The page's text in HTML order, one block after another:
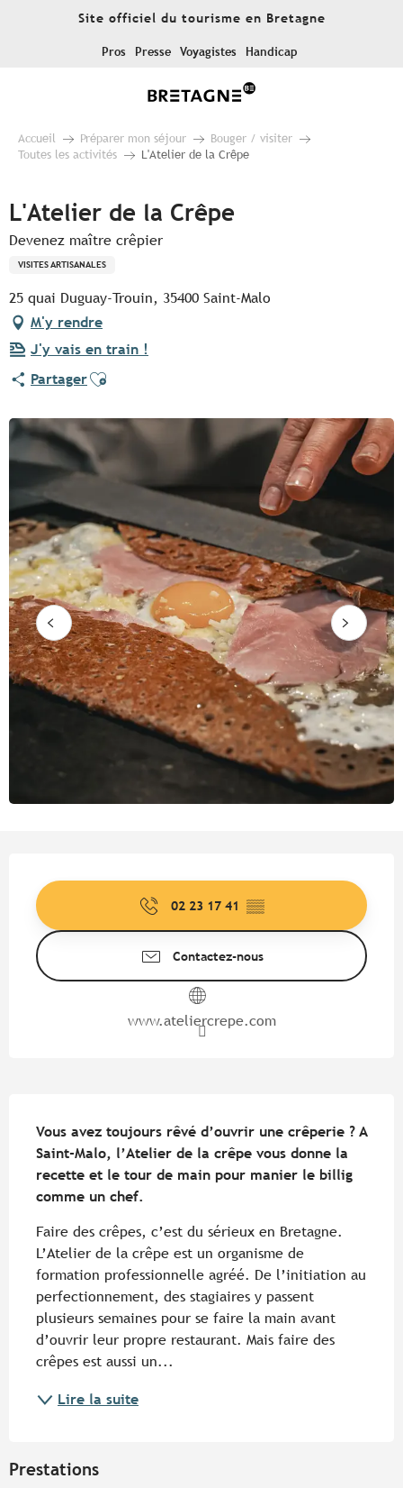
Site officiel du tourisme en Bretagne
Pros Presse Voyagistes Handicap
Accueil Préparer mon séjour
Bouger / visiter
Toutes les activités
L'Atelier de la Crêpe
L'Atelier de la Crêpe
Devenez maître crêpier
VISITES ARTISANALES
25 quai Duguay-Trouin, 35400 Saint-Malo
M'y rendre
J'y vais en train !
PartagerAjouter aux favoris
02 23 17 41 ▒▒
Contactez-nous
www.ateliercrepe.com
Vous avez toujours rêvé d’ouvrir une crêperie ? A
Saint-Malo, l’Atelier de la crêpe vous donne la
recette et le tour de main pour manier le billig
comme un chef.
Faire des crêpes, c’est du sérieux en Bretagne.
L’Atelier de la crêpe est un organisme de
formation professionnelle agréé. De l’initiation au
perfectionnement, des stagiaires y passent
plusieurs semaines pour se faire la main avant
d’ouvrir leur propre restaurant. Mais faire des
crêpes est aussi un...
Lire la suite
Prestations